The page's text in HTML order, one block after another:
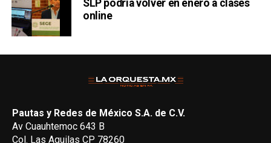
SLP podría volver en enero a clases
online
Pautas y Redes de México S.A. de C.V.
Av Cuauhtemoc 643 B
Col. Las Aguilas CP 78260